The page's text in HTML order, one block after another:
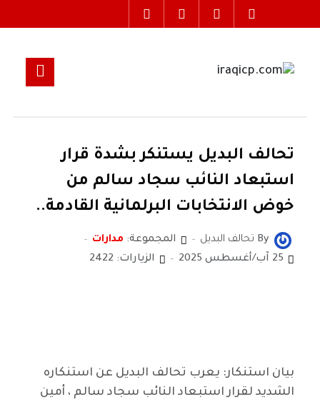
تحالف البديل يستنكر بشدة قرار
استبعاد النائب سجاد سالم من
خوض الانتخابات البرلمانية القادمة..
By تحالف البديل المجموعة: مدارات
25 آب/أغسطس 2025
الزيارات: 2422
بيان استنكار: يعرب تحالف البديل عن استنكاره
الشديد لقرار استبعاد النائب سجاد سالم ، أمين